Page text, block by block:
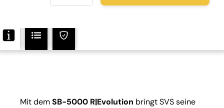
5000
Mit demSB-5000 R|Evolution bringt SVS seine